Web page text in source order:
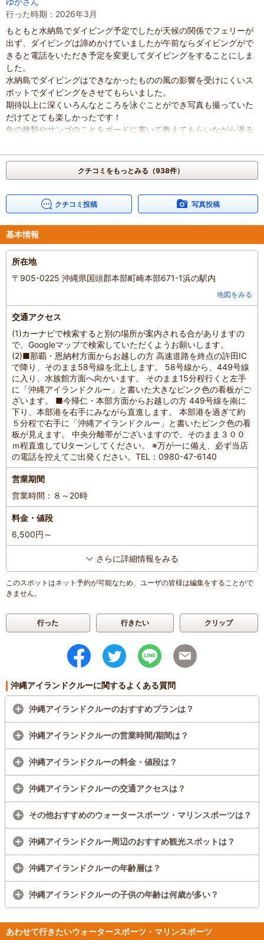
子どもを乗船させる時は覚悟する必要があります。うちの子は吐き
ました。
デッキに乗ってクジラを鑑賞するタイミングがあります。
スマホはストラップ必須です。海にスマホを落としたら戻ってこな
いでしょう。
首から下げるタイプのストラップが相性良かったです。
それと日焼け止めを塗っていくことを推奨します。デッキの上は直
射日光が当たります。
瀬底島や名護市に宿泊する際にはタクシーでも簡単にいけるのでオ
ススメです。
混雑具合： やや混んでいた
家族の内訳：お子様、
4～6歳、
13歳以上
人数
行った時期：2026年3月
もともと水納島でダイビング予定でしたが天候の関係でフェリーが
出ず、ダイビングは諦めかけていましたが午前ならダイビングがで
きると電話をいただき予定を変更してダイビングをすることにしま
した。
水納島でダイビングはできなかったものの風の影響を受けにくいス
ポットでダイビングをさせてもらいました。
期待以上に深くいろんなところを泳ぐことができ写真も撮っていた
だけてとても楽しかったです！
魚の種類やサンゴのことをボードに書いて教えてもらいながら潜る
泳いでる際のフォローもしっかりしていただき安心して楽しめまし
諦めかけていたダイビングでしたが予定を変更して体験して大正解
最高の思い出になりました！
滞在時間：
人数 ：未設定
投稿日：2026年3月29日
クチコミをもっとみる（938件）
クチコミ投稿 写真投稿
基本情報
所在地
〒905-0225 沖縄県国頭郡本部町崎本部671-1浜の駅内
地図をみる
交通アクセス
(1)カーナビで検索すると別の場所が案内される合がありますの
で、Googleマップで検索していただくようお願いします。
(2)■那覇・恩納村方面からお越しの方 高速道路を終点の許田IC
で降り、そのまま58号線を北上します。 58号線から、449号線
に入り、水族館方面へ向かいます。 そのまま15分程行くと左手
に「沖縄アイランドクルー」と書いた大きなピンク色の看板がご
ざいます。 ■今帰仁・本部方面からお越しの方 449号線を南に
下り、本部港を右手にみながら直進します。 本部港を過ぎて約
５分程で右手に「沖縄アイランドクルー」と書いたピンク色の看
板が見えます。 中央分離帯がございますので、そのまま３００
ｍ程直進してUターンしてください。 ※万が一に備え、必ず当店
の電話を控えてご出発ください。TEL：0980-47-6140
営業期間
営業時間：８～20時
料金・値段
6,500円～
さらに詳細情報をみる
このスポットはネット予約が可能なため、ユーザの皆様は編集をすることがで
きません。
行った 行きたい クリップ
沖縄アイランドクルーに関するよくある質問
沖縄アイランドクルーのおすすめプランは？
沖縄アイランドクルーの営業時間/期間は？
沖縄アイランドクルーの料金・値段は？
沖縄アイランドクルーの交通アクセスは？
その他おすすめのウォータースポーツ・マリンスポーツは？
沖縄アイランドクルー周辺のおすすめ観光スポットは？
沖縄アイランドクルーの年齢層は？
沖縄アイランドクルーの子供の年齢は何歳が多い？
あわせて行きたいウォータースポーツ・マリンスポーツ